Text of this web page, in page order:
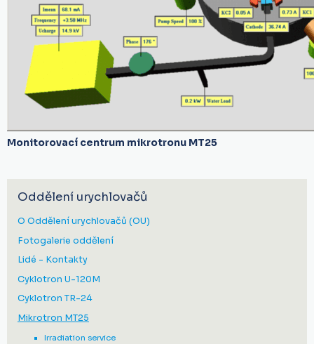
Monitorovací centrum mikrotronu MT25
Oddělení urychlovačů
O Oddělení urychlovačů (OU)
Fotogalerie oddělení
Lidé - Kontakty
Cyklotron U-120M
Cyklotron TR-24
Mikrotron MT25
Irradiation service